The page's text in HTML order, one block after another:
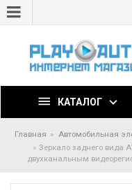
КАТАЛОГ
Главная Автомобильная
Зеркало заднего вида
двухканальным